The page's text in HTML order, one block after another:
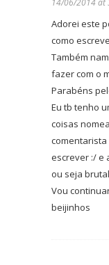
Adorei este
como
Também
fazer com o
Parabéns
Eu tb tenho
coisas
escrever :/ e
ou seja
Vou
beijinhos